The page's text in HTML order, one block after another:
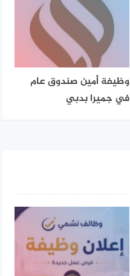
وظيفة أمين صندوق عام
في جميرا بدبي